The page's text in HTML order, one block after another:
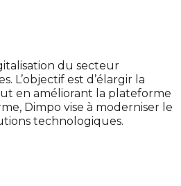
du secteur
L’objectif est d’élargir la
en améliorant la plateforme
Dimpo vise à moderniser le
technologiques.